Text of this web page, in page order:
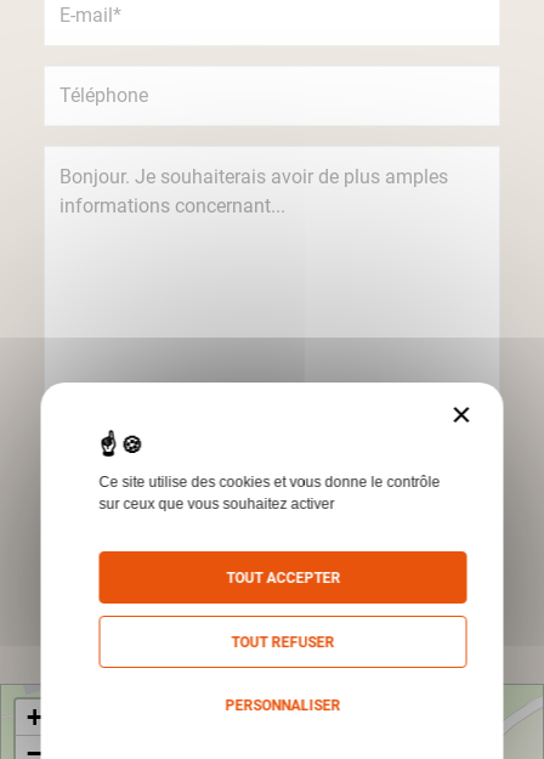
Je souhaite recevoir des informations
concernant les produits et services Humbert
par e-mail.
*Champs obligatoires
Envoyer
+
×
Ce site utilise des cookies et vous donne le contrôle
sur ceux que vous souhaitez activer
TOUT ACCEPTER
TOUT REFUSER
PERSONNALISER